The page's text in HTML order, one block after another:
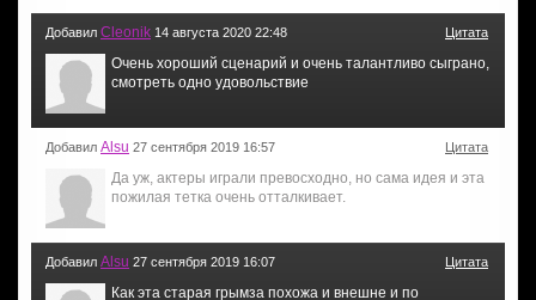
Добавил Cleonik 14 августа 2020 22:48 Цитата
Очень хороший сценарий и очень талантливо сыграно,
смотреть одно удовольствие
Добавил Alsu 27 сентября 2019 16:57 Цитата
Да уж, актеры играли превосходно, но сама идея и эта
пожилая тетка очень отталкивает.
Добавил Alsu 27 сентября 2019 16:07 Цитата
Как эта старая грымза похожа и внешне и по